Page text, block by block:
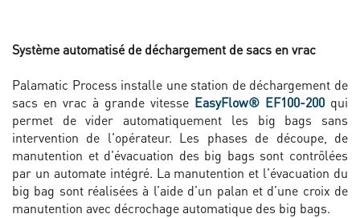
Système automatisé de déchargement de sacs en vrac
Palamatic Process installe une station de déchargement de
sacs en vrac à grande vitesse EasyFlow® EF100-200 qui
permet de vider automatiquement les big bags sans
intervention de l'opérateur. Les phases de découpe, de
manutention et d'évacuation des big bags sont contrôlées
par un automate intégré. La manutention et l'évacuation du
big bag sont réalisées à l’aide d’un palan et d’une croix de
manutention avec décrochage automatique des big bags.